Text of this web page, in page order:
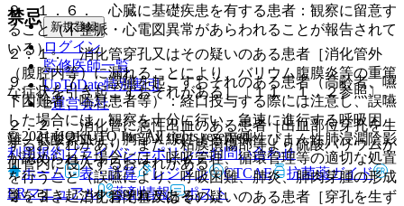
９．１．６． 心臓に基礎疾患を有する患者：観察に留意す
ること（不整脈・心電図異常があらわれることが報告されて
いる）。
９．１．７． 誤嚥を起こすおそれのある患者（高齢者、嚥
下困難者、喘息患者等）：経口投与する際には注意し、誤嚥
した場合には、観察を十分に行い、急速に進行する呼吸困
難、低酸素血症、胸部Ｘ線による両側性びまん性肺浸潤陰影
が認められた場合には、呼吸管理、循環管理等の適切な処置
を行うこと（誤嚥により、呼吸困難、肺炎、肺肉芽腫の形成
等を引き起こすおそれがある）。
禁忌
２．１． 消化管穿孔又はその疑いのある患者［消化管外
（腹腔内等）に漏れることにより、バリウム腹膜炎等の重篤
な症状を引き起こすおそれがある］〔１１．１．２参照〕。
２．２． 消化管に急性出血のある患者［出血部位穿孔を生
ずるおそれがあり、また、粘膜損傷部等より硫酸バリウムが
血管内に侵入するおそれがある］。
２．３． 消化管閉塞又はその疑いのある患者［穿孔を生ず
新規登録
ログイン
監修医師一覧
UpToDate特別割引
運営会社
© 2021 HOKUTO Inc. All rights reserved.
利用規約プライバシーポリシーお問い合わせ
ホーム
表・計算 レジメン CTCAE
抗菌薬ガイド
ERマニュアル
薬剤情報 ポスト